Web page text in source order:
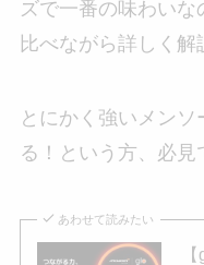
ズで一番の味わい
比べながら詳しく解
とにかく強いメン
る！という方、必見
あわせて読みたい